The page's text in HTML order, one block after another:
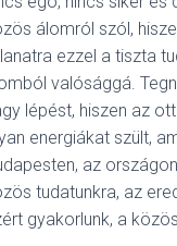
álomról szól,
ezzel a tiszta
valósággá.
lépést, hiszen az
energiákat szült,
az
tudatunkra, az
gyakorlunk, a